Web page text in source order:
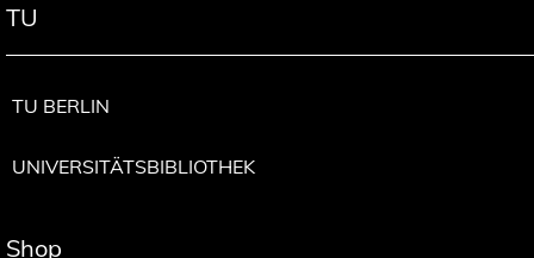
TU
TU BERLIN
UNIVERSITÄTSBIBLIOTHEK
Shop